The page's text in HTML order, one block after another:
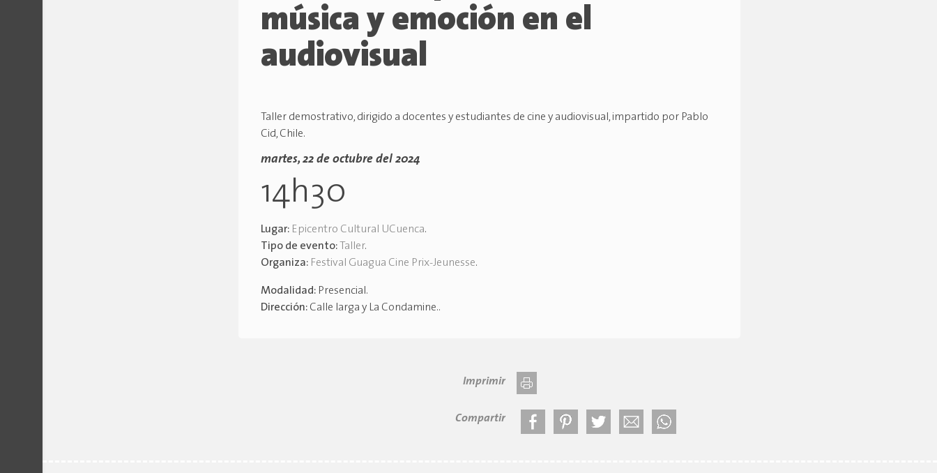
música y emoción en el
audiovisual
Taller demostrativo, dirigido a docentes y estudiantes de cine y audiovisual, impartido por Pablo
Cid, Chile.
martes, 22 de octubre del 2024
14h30
Lugar: Epicentro Cultural UCuenca.
Tipo de evento: Taller.
Organiza: Festival Guagua Cine Prix-Jeunesse.
Modalidad: Presencial.
Dirección: Calle larga y La Condamine..
Imprimir
Compartir